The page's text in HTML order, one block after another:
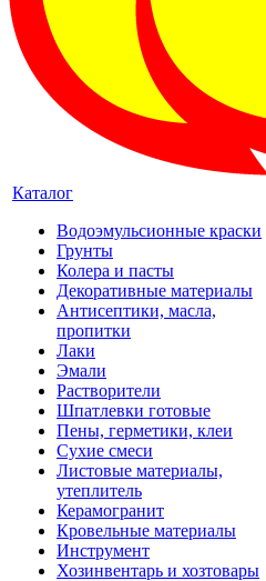
Каталог
Водоэмульсионные краски
Грунты
Колера и пасты
Декоративные материалы
Антисептики, масла,
пропитки
Лаки
Эмали
Растворители
Шпатлевки готовые
Пены, герметики, клеи
Сухие смеси
Листовые материалы,
утеплитель
Керамогранит
Кровельные материалы
Инструмент
Хозинвентарь и хозтовары